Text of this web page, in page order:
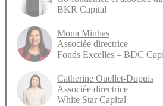
BKR Capital
Mona Minhas
Associée directrice
Fonds Excelles – BDC
Catherine Ouellet-Dupuis
Associée directrice
White Star Capital